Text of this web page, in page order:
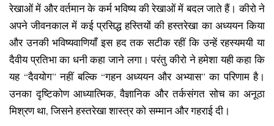
रेखाओं में और वर्तमान के कर्म भविष्य की रेखाओं में बदल जाते हैं। कीरो ने
अपने जीवनकाल में कई प्रसिद्ध हस्तियों की हस्तरेखा का अध्ययन किया
और उनकी भविष्यवाणियाँ इस हद तक सटीक रहीं कि उन्हें रहस्यमयी या
दैवीय प्रतिभा का धनी कहा जाने लगा। परंतु कीरो ने हमेशा यही कहा कि
यह “दैवयोग” नहीं बल्कि “गहन अध्ययन और अभ्यास” का परिणाम है।
उनका दृष्टिकोण आध्यात्मिक, वैज्ञानिक और तर्कसंगत सोच का अनूठा
मिश्रण था, जिसने हस्तरेखा शास्त्र को सम्मान और गहराई दी।